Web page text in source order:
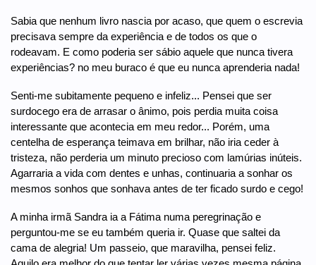
Sabia que nenhum livro nascia por acaso, que quem o escrevia
precisava sempre da experiência e de todos os que o
rodeavam. E como poderia ser sábio aquele que nunca tivera
experiências? no meu buraco é que eu nunca aprenderia nada!
Senti-me subitamente pequeno e infeliz... Pensei que ser
surdocego era de arrasar o ânimo, pois perdia muita coisa
interessante que acontecia em meu redor... Porém, uma
centelha de esperança teimava em brilhar, não iria ceder à
tristeza, não perderia um minuto precioso com lamúrias inúteis.
Agarraria a vida com dentes e unhas, continuaria a sonhar os
mesmos sonhos que sonhava antes de ter ficado surdo e cego!
A minha irmã Sandra ia a Fátima numa peregrinação e
perguntou-me se eu também queria ir. Quase que saltei da
cama de alegria! Um passeio, que maravilha, pensei feliz.